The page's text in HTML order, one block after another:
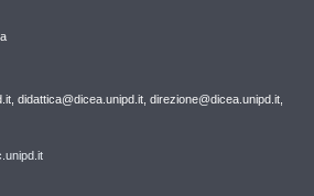
didattica@dicea.unipd.it, direzione@dicea.unipd.it,